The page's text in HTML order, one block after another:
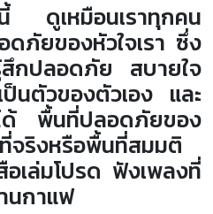
นี้ ดูเหมือนเราทุกคน
ภัยของหัวใจเรา ซึ่ง
สึกปลอดภัย สบายใจ
นตัวของตัวเอง และ
ด้ พื้นที่ปลอดภัยของ
ที่จริงหรือพื้นที่สมมติ
เล่มโปรด ฟังเพลงที่
นกาแฟ